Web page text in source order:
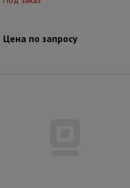
Цена по запросу